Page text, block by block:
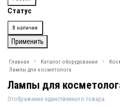
Главная Каталог оборудования
Лампы для косметолога
Лампы для
Отображение единственного товара
Статус
Доступность
В наличии
Применить